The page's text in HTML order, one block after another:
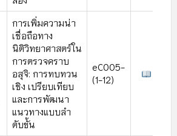
การเพิ่มความน่า
เชื่อถือทาง
นิติวิทยาศาสตร์ใน
การตรวจคราบ
อสุจิ: การทบทวน
เชิง เปรียบเทียบ
และการพัฒนา
แนวทางแบบลํา
ดับขั้น
eC005-
(1-12)